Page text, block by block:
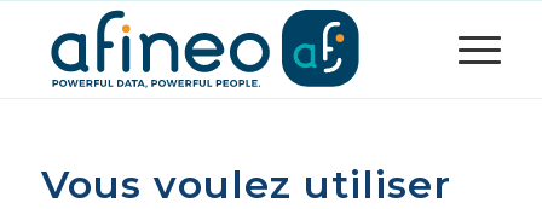
Vous voulez utiliser